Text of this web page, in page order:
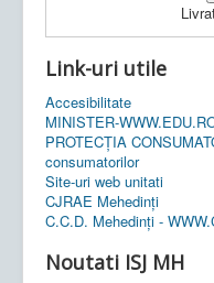
Link-uri utile
Accesibilitate
MINISTER-
PROTECȚIA
consumatorilor
Site-uri web unitati
CJRAE Mehedinți
C.C.D. Mehedinţi -
Noutati ISJ MH